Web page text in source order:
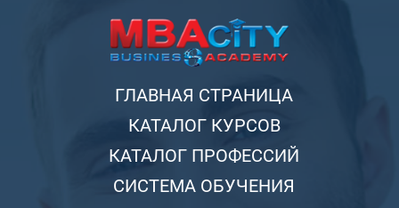
ГЛАВНАЯ СТРАНИЦА
КАТАЛОГ КУРСОВ
КАТАЛОГ ПРОФЕССИЙ
СИСТЕМА ОБУЧЕНИЯ